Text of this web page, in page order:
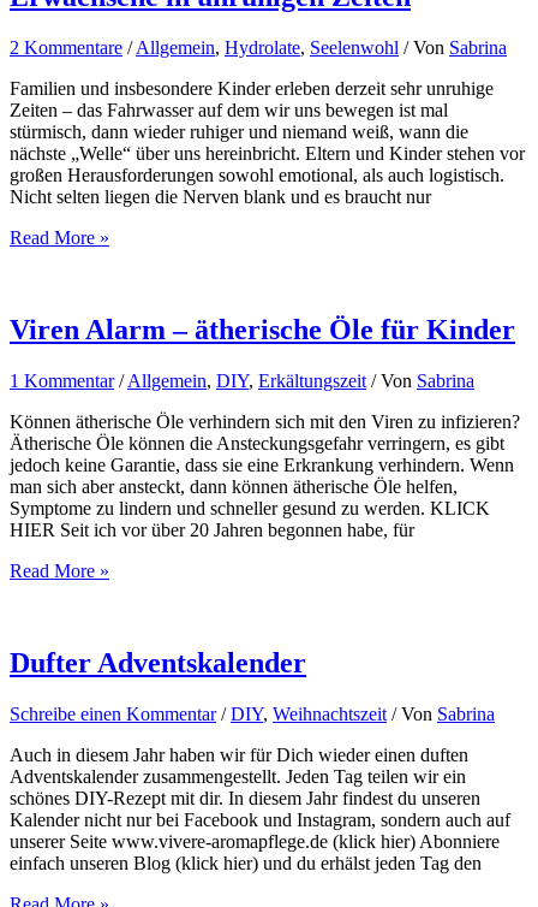
2 Kommentare /Allgemein, Hydrolate, Seelenwohl / Von Sabrina
Familien und insbesondere Kinder erleben derzeit sehr unruhige
Zeiten – das Fahrwasser auf dem wir uns bewegen ist mal
stürmisch, dann wieder ruhiger und niemand weiß, wann die
nächste „Welle“ über uns hereinbricht. Eltern und Kinder stehen vor
großen Herausforderungen sowohl emotional, als auch logistisch.
Nicht selten liegen die Nerven blank und es braucht nur
Aromatherapie
Erwachsene
in
Zeiten
Read More »
Viren Alarm – ätherische Öle für Kinder
1 Kommentar /Allgemein, DIY, Erkältungszeit / Von Sabrina
Können ätherische Öle verhindern sich mit den Viren zu infizieren?
Ätherische Öle können die Ansteckungsgefahr verringern, es gibt
jedoch keine Garantie, dass sie eine Erkrankung verhindern. Wenn
man sich aber ansteckt, dann können ätherische Öle helfen,
Symptome zu lindern und schneller gesund zu werden. KLICK
HIER Seit ich vor über 20 Jahren begonnen habe, für
Viren
Öle
für
Read More »
Dufter Adventskalender
Schreibe einen Kommentar /DIY, Weihnachtszeit / Von Sabrina
Auch in diesem Jahr haben wir für Dich wieder einen duften
Adventskalender zusammengestellt. Jeden Tag teilen wir ein
schönes DIY-Rezept mit dir. In diesem Jahr findest du unseren
Kalender nicht nur bei Facebook und Instagram, sondern auch auf
unserer Seite www.vivere-aromapflege.de (klick hier) Abonniere
einfach unseren Blog (klick hier) und du erhälst jeden Tag den
Dufter